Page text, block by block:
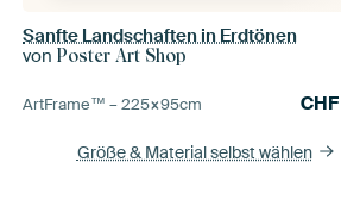
Sanfte Landschaften in Erdtönen
vonPoster Art Shop
ArtFrame™ –225×95cm CHF
Größe & Material selbst wählen